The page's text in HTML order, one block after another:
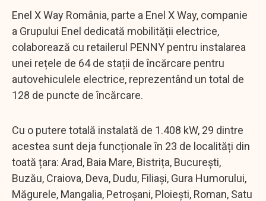
Enel X Way România, parte a Enel X Way, companie
a Grupului Enel dedicată mobilității electrice,
colaborează cu retailerul PENNY pentru instalarea
unei rețele de 64 de stații de încărcare pentru
autovehiculele electrice, reprezentând un total de
128 de puncte de încărcare.
Cu o putere totală instalată de 1.408 kW, 29 dintre
acestea sunt deja funcționale în 23 de localități din
toată țara: Arad, Baia Mare, Bistrița, București,
Buzău, Craiova, Deva, Dudu, Filiași, Gura Humorului,
Măgurele, Mangalia, Petroșani, Ploiești, Roman, Satu